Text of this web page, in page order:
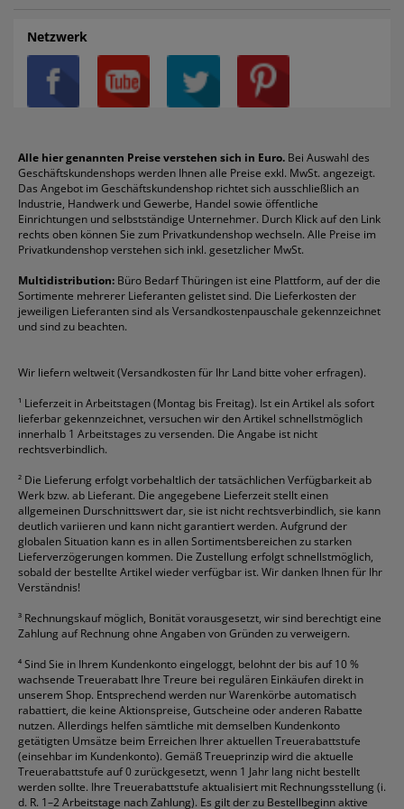
AGB
Datenschutz
Privatsphäre-Einstellungen
Über uns
Reklamation / Retouren
Vertrag widerrufen (Privatkunden)
Rabatte & Aktionen
Batterien
Bleistifte
Blöcke
Boardmarker
Briefumschläge
Druckerpatronen
Etiketten
Fineliner
Folienschreiber
Formulare
Gelschreiber
Geschäftsbücher
Heftstreifen
Kaffee
Klebeband
Klemmmappen
Kopierpapier
Korrekturmittel
Kugelschreiber
Mappen
Ordner
Packband
Radiergummis
Schnellhefter
Sichthüllen
Taschenrechner
Textmarker
Tintenroller
Tintenpatronen
Toilettenpapier
Toner
Versandmaterial
Alco
Avery/Zweckform
Canon
Durable
DYMO
Edding
Esselte
Faber-Castell
Fellowes
Franken
Fripa
HP
Leitz
Läufer
Melitta
Pentel
Pelikan
Pilot
Pritt
Schneider
Stabilo
Staedtler
alle Marken anzeigen
Netzwerk
Alle hier genannten Preise verstehen sich in Euro. Bei Auswahl des
Geschäftskundenshops werden Ihnen alle Preise exkl. MwSt. angezeigt.
Das Angebot im Geschäftskundenshop richtet sich ausschließlich an
Industrie, Handwerk und Gewerbe, Handel sowie öffentliche
Einrichtungen und selbstständige Unternehmer. Durch Klick auf den Link
rechts oben können Sie zum Privatkundenshop wechseln. Alle Preise im
Privatkundenshop verstehen sich inkl. gesetzlicher MwSt.
Multidistribution: Büro Bedarf Thüringen ist eine Plattform, auf der die
Sortimente mehrerer Lieferanten gelistet sind. Die Lieferkosten der
jeweiligen Lieferanten sind als Versandkostenpauschale gekennzeichnet
und sind zu beachten.
Wir liefern weltweit (Versandkosten für Ihr Land bitte voher erfragen).
¹ Lieferzeit in Arbeitstagen (Montag bis Freitag). Ist ein Artikel als sofort
lieferbar gekennzeichnet, versuchen wir den Artikel schnellstmöglich
innerhalb 1 Arbeitstages zu versenden. Die Angabe ist nicht
rechtsverbindlich.
² Die Lieferung erfolgt vorbehaltlich der tatsächlichen Verfügbarkeit ab
Werk bzw. ab Lieferant. Die angegebene Lieferzeit stellt einen
allgemeinen Durschnittswert dar, sie ist nicht rechtsverbindlich, sie kann
deutlich variieren und kann nicht garantiert werden. Aufgrund der
globalen Situation kann es in allen Sortimentsbereichen zu starken
Lieferverzögerungen kommen. Die Zustellung erfolgt schnellstmöglich,
sobald der bestellte Artikel wieder verfügbar ist. Wir danken Ihnen für Ihr
Verständnis!
³ Rechnungskauf möglich, Bonität vorausgesetzt, wir sind berechtigt eine
Zahlung auf Rechnung ohne Angaben von Gründen zu verweigern.
⁴Sind Sie in Ihrem Kundenkonto eingeloggt, belohnt der bis auf 10 %
wachsende Treuerabatt Ihre Treure bei regulären Einkäufen direkt in
unserem Shop. Entsprechend werden nur Warenkörbe automatisch
rabattiert, die keine Aktionspreise, Gutscheine oder anderen Rabatte
nutzen. Allerdings helfen sämtliche mit demselben Kundenkonto
getätigten Umsätze beim Erreichen Ihrer aktuellen Treuerabattstufe
(einsehbar im Kundenkonto). Gemäß Treueprinzip wird die aktuelle
Treuerabattstufe auf 0 zurückgesetzt, wenn 1 Jahr lang nicht bestellt
werden sollte. Ihre Treuerabattstufe aktualisiert mit Rechnungsstellung (i.
d. R. 1–2 Arbeitstage nach Zahlung). Es gilt der zu Bestellbeginn aktive